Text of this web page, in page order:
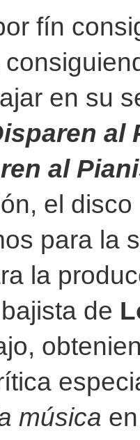
fín
en su
al
al
el
para la
la
de
música